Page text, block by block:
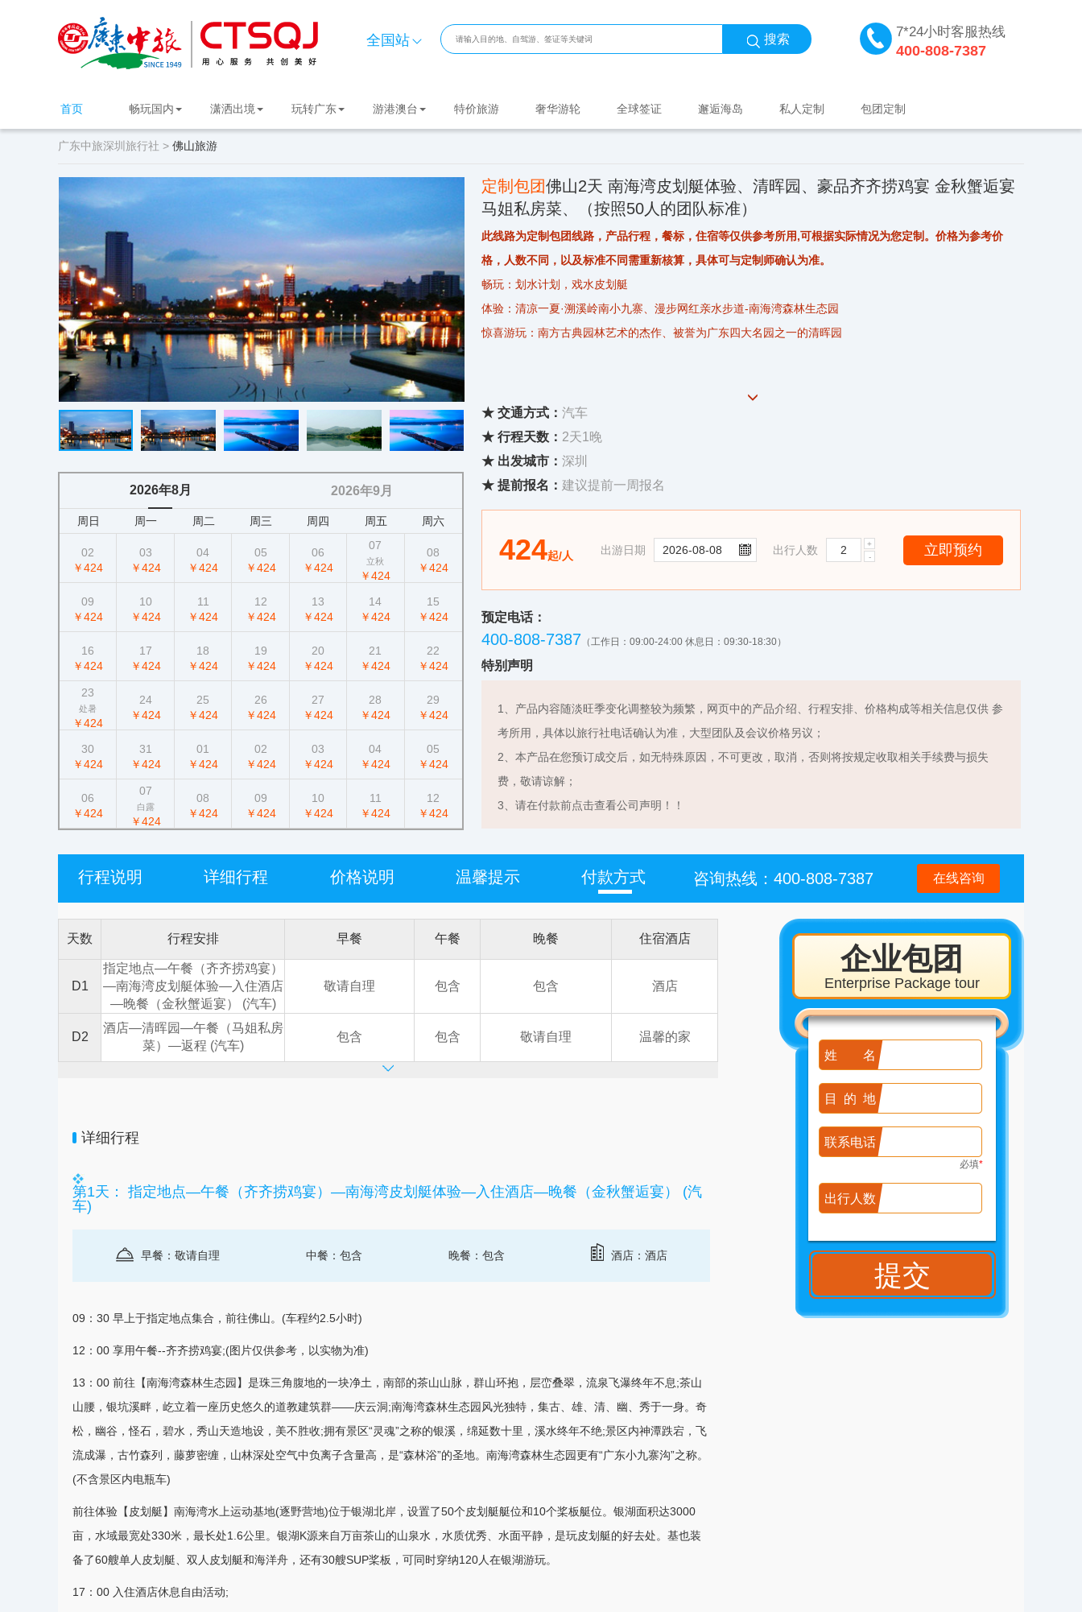
全国站 搜索 7*24小时客服热线
400-808-7387
首页 畅玩国内 潇洒出境 玩转广东 游港澳台 特价旅游 奢华游轮 全球签证 邂逅海岛 私人定制 包团定制
广东中旅深圳旅行社 > 佛山旅游
2026年8月 2026年9月
周日 周一 周二 周三 周四 周五 周六
02
￥424
03
￥424
04
￥424
05
￥424
06
￥424
07
立秋
￥424
08
￥424
09
￥424
10
￥424
11
￥424
12
￥424
13
￥424
14
￥424
15
￥424
16
￥424
17
￥424
18
￥424
19
￥424
20
￥424
21
￥424
22
￥424
23
处暑
￥424
24
￥424
25
￥424
26
￥424
27
￥424
28
￥424
29
￥424
30
￥424
31
￥424
01
￥424
02
￥424
03
￥424
04
￥424
05
￥424
06
￥424
07
白露
￥424
08
￥424
09
￥424
10
￥424
11
￥424
12
￥424
定制包团佛山2天 南海湾皮划艇体验、清晖园、豪品齐齐捞鸡宴 金秋蟹逅宴
马姐私房菜、（按照50人的团队标准）
此线路为定制包团线路，产品行程，餐标，住宿等仅供参考所用,可根据实际情况为您定制。价格为参考价
格，人数不同，以及标准不同需重新核算，具体可与定制师确认为准。
畅玩：划水计划，戏水皮划艇
体验：清凉一夏·溯溪岭南小九寨、漫步网红亲水步道-南海湾森林生态园
惊喜游玩：南方古典园林艺术的杰作、被誉为广东四大名园之一的清晖园
★ 交通方式： 汽车
★ 行程天数： 2天1晚
★ 出发城市： 深圳
★ 提前报名： 建议提前一周报名
424起/人 出游日期 出行人数
预定电话：
400-808-7387 （工作日：09:00-24:00 休息日：09:30-18:30）
特别声明
1、产品内容随淡旺季变化调整较为频繁，网页中的产品介绍、行程安排、价格构成等相关信息仅供 参
考所用，具体以旅行社电话确认为准，大型团队及会议价格另议；
2、本产品在您预订成交后，如无特殊原因，不可更改，取消，否则将按规定收取相关手续费与损失
费，敬请谅解；
3、请在付款前点击查看公司声明！！
行程说明 详细行程 价格说明 温馨提示 付款方式 咨询热线：400-808-7387 在线咨询
天数 行程安排 早餐 午餐 晚餐 住宿酒店
D1
指定地点—午餐（齐齐捞鸡宴）
—南海湾皮划艇体验—入住酒店
—晚餐（金秋蟹逅宴） (汽车)
敬请自理 包含 包含 酒店
D2
酒店—清晖园—午餐（马姐私房
菜）—返程 (汽车)
包含 包含 敬请自理 温馨的家
详细行程
第1天： 指定地点—午餐（齐齐捞鸡宴）—南海湾皮划艇体验—入住酒店—晚餐（金秋蟹逅宴） (汽
车)
早餐：敬请自理 中餐：包含 晚餐：包含 酒店：酒店
09：30 早上于指定地点集合，前往佛山。(车程约2.5小时)
12：00 享用午餐--齐齐捞鸡宴;(图片仅供参考，以实物为准)
13：00 前往【南海湾森林生态园】是珠三角腹地的一块净土，南部的茶山山脉，群山环抱，层峦叠翠，流泉飞瀑终年不息;茶山
山腰，银坑溪畔，屹立着一座历史悠久的道教建筑群——庆云洞;南海湾森林生态园风光独特，集古、雄、清、幽、秀于一身。奇
松，幽谷，怪石，碧水，秀山天造地设，美不胜收;拥有景区“灵魂”之称的银溪，绵延数十里，溪水终年不绝;景区内神潭跌宕，飞
流成瀑，古竹森列，藤萝密缠，山林深处空气中负离子含量高，是“森林浴”的圣地。南海湾森林生态园更有“广东小九寨沟”之称。
(不含景区内电瓶车)
前往体验【皮划艇】南海湾水上运动基地(逐野营地)位于银湖北岸，设置了50个皮划艇艇位和10个桨板艇位。银湖面积达3000
亩，水域最宽处330米，最长处1.6公里。银湖K源来自万亩茶山的山泉水，水质优秀、水面平静，是玩皮划艇的好去处。基也装
备了60艘单人皮划艇、双人皮划艇和海洋舟，还有30艘SUP桨板，可同时穿纳120人在银湖游玩。
17：00 入住酒店休息自由活动;
企业包团
Enterprise Package tour
姓名
目的地
联系电话
必填*
出行人数